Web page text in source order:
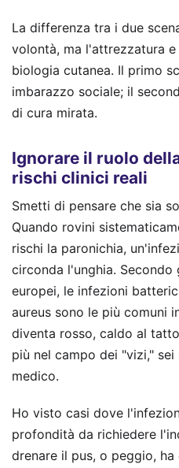
La differenza tra i due
volontà, ma l'attrezzatura
biologia cutanea. Il primo
imbarazzo sociale; il
di cura mirata.
Ignorare il ruolo
rischi clinici reali
Smetti di pensare che sia
Quando rovini
rischi la paronichia,
circonda l'unghia.
europei, le infezioni
aureus sono le più comuni
diventa rosso, caldo al
più nel campo dei "vizi,"
medico.
Ho visto casi dove
profondità da richiedere
drenare il pus, o peggio,